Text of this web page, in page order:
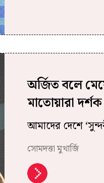
অর্জিত বলে
মাতোয়ারা
আমাদের দেশে
সোমদত্তা মুখার্জি